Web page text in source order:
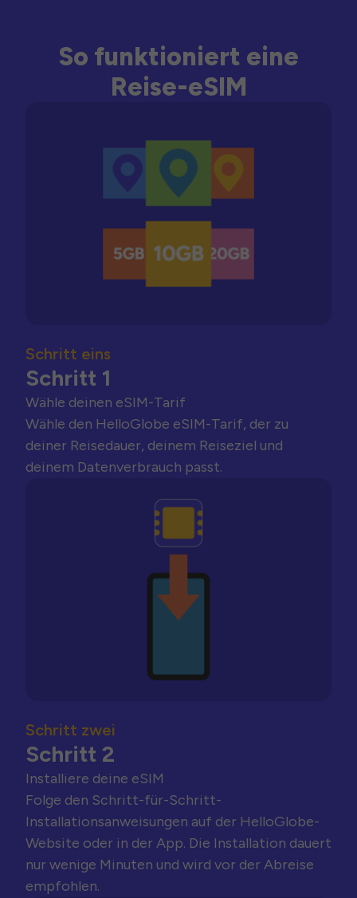
So funktioniert eine
Reise-eSIM
Schritt eins
Schritt 1
Wähle deinen eSIM-Tarif
Wähle den HelloGlobe eSIM-Tarif, der zu
deiner Reisedauer, deinem Reiseziel und
deinem Datenverbrauch passt.
Schritt zwei
Schritt 2
Installiere deine eSIM
Folge den Schritt-für-Schritt-
Installationsanweisungen auf der HelloGlobe-
Website oder in der App. Die Installation dauert
nur wenige Minuten und wird vor der Abreise
empfohlen.